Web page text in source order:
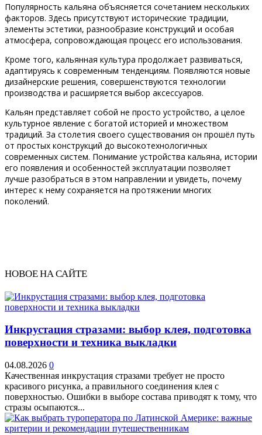
Популярность кальяна объясняется сочетанием нескольких
факторов. Здесь присутствуют исторические традиции,
элементы эстетики, разнообразие конструкций и особая
атмосфера, сопровождающая процесс его использования.
Кроме того, кальянная культура продолжает развиваться,
адаптируясь к современным тенденциям. Появляются новые
дизайнерские решения, совершенствуются технологии
производства и расширяется выбор аксессуаров.
Кальян представляет собой не просто устройство, а целое
культурное явление с богатой историей и множеством
традиций. За столетия своего существования он прошёл путь
от простых конструкций до высокотехнологичных
современных систем. Понимание устройства кальяна, истории
его появления и особенностей эксплуатации позволяет
лучше разобраться в этом направлении и увидеть, почему
интерес к нему сохраняется на протяжении многих
поколений.
НОВОЕ НА САЙТЕ
Инкрустация стразами: выбор клея, подготовка
поверхности и техника выкладки
04.08.2026 0
Качественная инкрустация стразами требует не просто
красивого рисунка, а правильного соединения клея с
поверхностью. Ошибки в выборе состава приводят к тому, что
стразы осыпаются...